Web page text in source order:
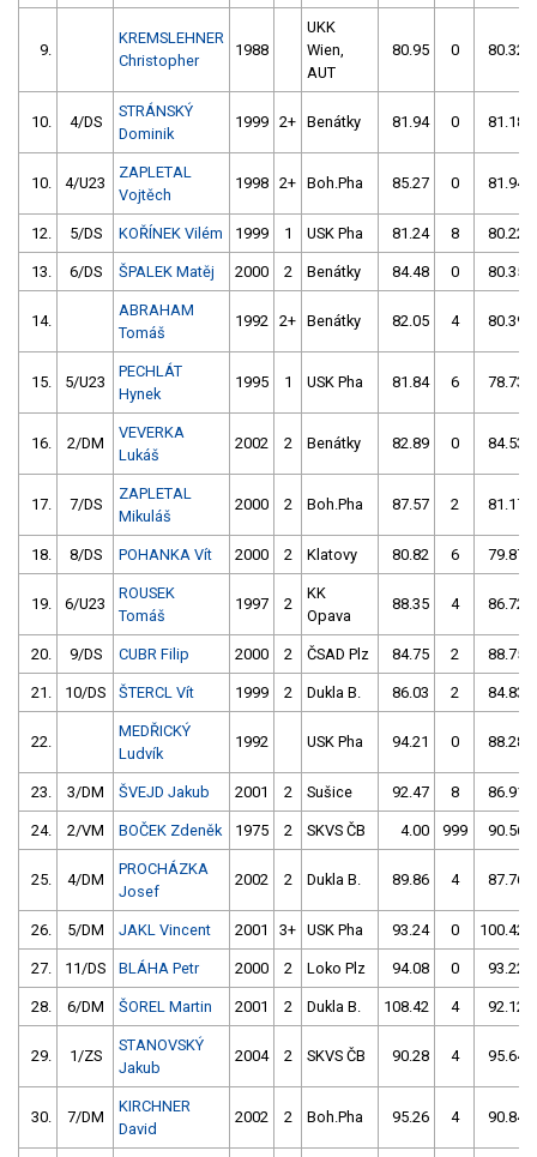
9.
KREMSLEHNER
Christopher
1988
UKK
Wien,
AUT
80.95 0 80.32
10. 4/DS
STRÁNSKÝ
Dominik
1999 2+ Benátky 81.94 0 81.18
10. 4/U23
ZAPLETAL
Vojtěch
1998 2+ Boh.Pha 85.27 0 81.94
12. 5/DS KOŘÍNEK Vilém 1999 1 USK Pha 81.24 8 80.22
13. 6/DS ŠPALEK Matěj 2000 2 Benátky 84.48 0 80.35
14.
ABRAHAM
Tomáš
1992 2+ Benátky 82.05 4 80.39
15. 5/U23
PECHLÁT
Hynek
1995 1 USK Pha 81.84 6 78.73
16. 2/DM
VEVERKA
Lukáš
2002 2 Benátky 82.89 0 84.53
17. 7/DS
ZAPLETAL
Mikuláš
2000 2 Boh.Pha 87.57 2 81.17
18. 8/DS POHANKA Vít 2000 2 Klatovy 80.82 6 79.87
19. 6/U23
ROUSEK
Tomáš
1997 2
KK
Opava
88.35 4 86.72
20. 9/DS CUBR Filip 2000 2 ČSAD Plz 84.75 2 88.75
21. 10/DS ŠTERCL Vít 1999 2 Dukla B. 86.03 2 84.83
22.
MEDŘICKÝ
Ludvík
1992 USK Pha 94.21 0 88.28
23. 3/DM ŠVEJD Jakub 2001 2 Sušice 92.47 8 86.91
24. 2/VM BOČEK Zdeněk 1975 2 SKVS ČB 4.00 999 90.56
25. 4/DM
PROCHÁZKA
Josef
2002 2 Dukla B. 89.86 4 87.76
26. 5/DM JAKL Vincent 2001 3+ USK Pha 93.24 0 100.42
27. 11/DS BLÁHA Petr 2000 2 Loko Plz 94.08 0 93.22
28. 6/DM ŠOREL Martin 2001 2 Dukla B. 108.42 4 92.12
29. 1/ZS
STANOVSKÝ
Jakub
2004 2 SKVS ČB 90.28 4 95.64
30. 7/DM
KIRCHNER
David
2002 2 Boh.Pha 95.26 4 90.84